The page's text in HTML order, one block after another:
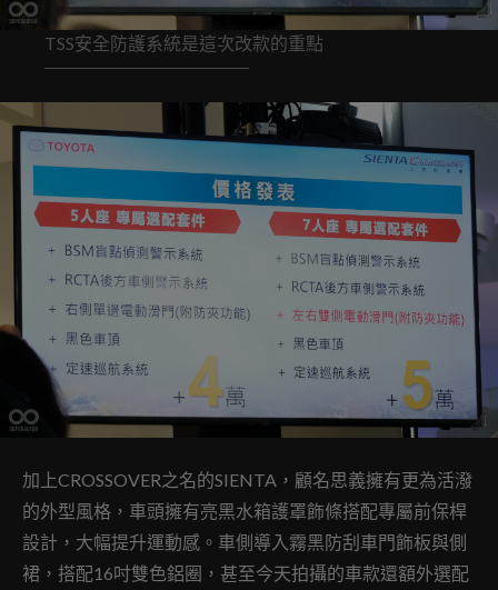
TSS安全防護系統是這次改款的重點
加上CROSSOVER之名的SIENTA，顧名思義擁有更為活潑
的外型風格，車頭擁有亮黑水箱護罩飾條搭配專屬前保桿
設計，大幅提升運動感。車側導入霧黑防刮車門飾板與側
裙，搭配16吋雙色鋁圈，甚至今天拍攝的車款還額外選配